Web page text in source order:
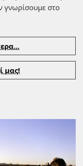
γνωρίσουμε στο
μας!